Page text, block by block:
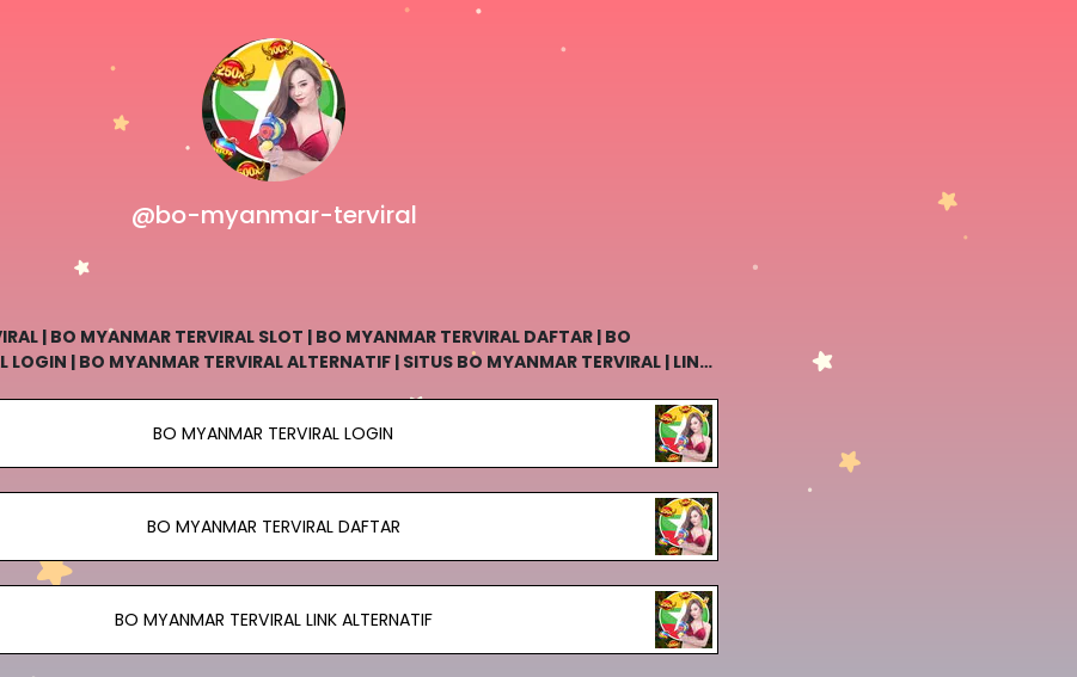
@bo-myanmar-terviral
| BO MYANMAR TERVIRAL SLOT | BO MYANMAR TERVIRAL DAFTAR | BO
LOGIN | BO MYANMAR TERVIRAL ALTERNATIF | SITUS BO MYANMAR TERVIRAL | LINK
BO MYANMAR TERVIRAL LOGIN
BO MYANMAR TERVIRAL DAFTAR
BO MYANMAR TERVIRAL LINK ALTERNATIF